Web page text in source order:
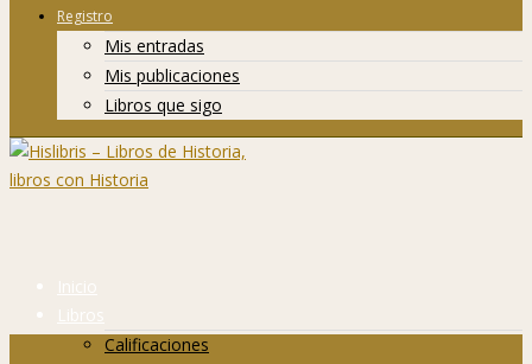
Registro
Mis entradas
Mis publicaciones
Libros que sigo
Inicio
Libros
Calificaciones